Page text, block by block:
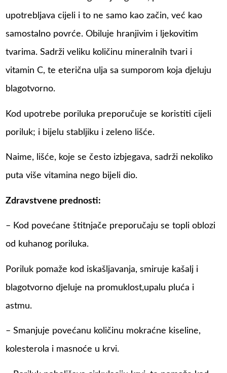
upotrebljava cijeli i to ne samo kao začin, već kao
samostalno povrće. Obiluje hranjivim i ljekovitim
tvarima. Sadrži veliku količinu mineralnih tvari i
vitamin C, te eterična ulja sa sumporom koja djeluju
blagotvorno.
Kod upotrebe poriluka preporučuje se koristiti cijeli
poriluk; i bijelu stabljiku i zeleno lišće.
Naime, lišće, koje se često izbjegava, sadrži nekoliko
puta više vitamina nego bijeli dio.
Zdravstvene prednosti:
– Kod povećane štitnjače preporučaju se topli oblozi
od kuhanog poriluka.
Poriluk pomaže kod iskašljavanja, smiruje kašalj i
blagotvorno djeluje na promuklost,upalu pluća i
astmu.
– Smanjuje povećanu količinu mokraćne kiseline,
kolesterola i masnoće u krvi.